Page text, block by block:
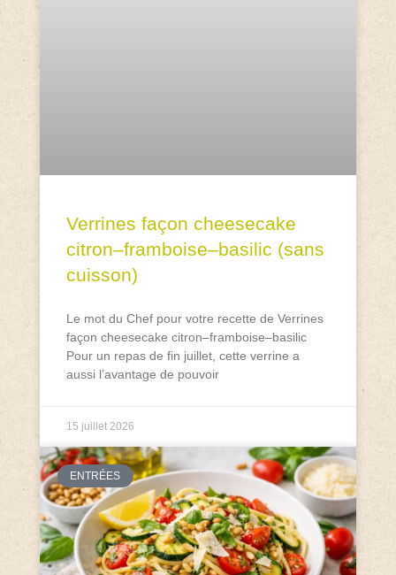
Verrines façon cheesecake
citron–framboise–basilic (sans
cuisson)
Le mot du Chef pour votre recette de Verrines
façon cheesecake citron–framboise–basilic
Pour un repas de fin juillet, cette verrine a
aussi l’avantage de pouvoir
15 juillet 2026
ENTRÉES